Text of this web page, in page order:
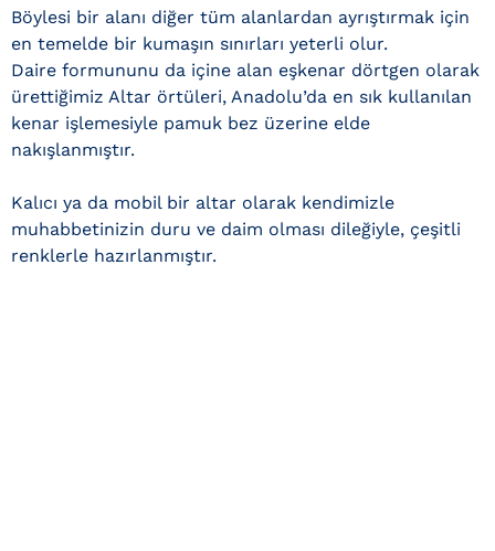
Böylesi bir alanı diğer tüm alanlardan ayrıştırmak için
en temelde bir kumaşın sınırları yeterli olur.
Daire formununu da içine alan eşkenar dörtgen olarak
ürettiğimiz Altar örtüleri, Anadolu’da en sık kullanılan
kenar işlemesiyle pamuk bez üzerine elde
nakışlanmıştır.
Kalıcı ya da mobil bir altar olarak kendimizle
muhabbetinizin duru ve daim olması dileğiyle, çeşitli
renklerle hazırlanmıştır.